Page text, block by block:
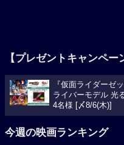
【プレゼントキャンペー
『仮面ライダーゼ
ライバーモデル 光
4名様 [〆8/6(木)]
今週の映画ランキング